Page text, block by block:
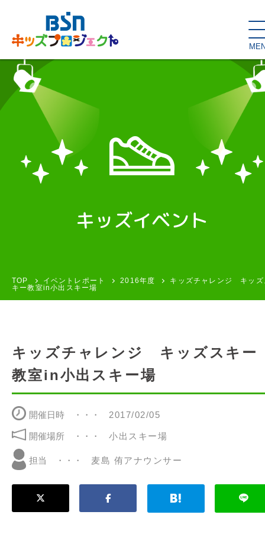
SDGs de
はぐくむコラム
キッズが主役！
親バカグラム 動画コンテンツ キッズイベント
読み聞かせ・出前授業
ハロー
子育て応援隊！
キッズイベント
TOP イベントレポート 2016年度
キッズチャレンジ キッズ
キー教室in小出スキー場
キッズチャレンジ キッズスキー
教室in小出スキー場
開催日時 2017/02/05
開催場所 小出スキー場
担当 麦島 侑アナウンサー